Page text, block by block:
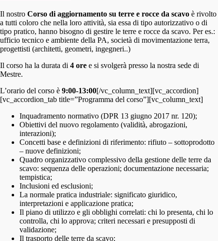
Il nostro Corso di aggiornamento su terre e rocce da scavo è rivolto
a tutti coloro che nella loro attività, sia essa di tipo autorizzativo o di
tipo pratico, hanno bisogno di gestire le terre e rocce da scavo. Per es.:
ufficio tecnico e ambiente della PA, società di movimentazione terra,
progettisti (architetti, geometri, ingegneri..)
Il corso ha la durata di 4 ore e si svolgerà presso la nostra sede di
Mestre.
L’orario del corso è 9:00-13:00[/vc_column_text][vc_accordion]
[vc_accordion_tab title=”Programma del corso”][vc_column_text]
Inquadramento normativo (DPR 13 giugno 2017 nr. 120);
Obiettivi del nuovo regolamento (validità, abrogazioni,
interazioni);
Concetti base e definizioni di riferimento: rifiuto – sottoprodotto
– nuove definizioni;
Quadro organizzativo complessivo della gestione delle terre da
scavo: sequenza delle operazioni; documentazione necessaria;
tempistica;
Inclusioni ed esclusioni;
La normale pratica industriale: significato giuridico,
interpretazioni e applicazione pratica;
Il piano di utilizzo e gli obblighi correlati: chi lo presenta, chi lo
controlla, chi lo approva; criteri necessari e presupposti di
validazione;
Il trasporto delle terre da scavo;